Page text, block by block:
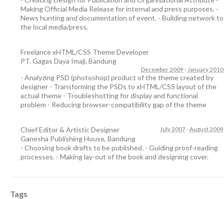
Making Official Media Release for internal and press purposes. -
News hunting and documentation of event. - Building network to
the local media/press.
Freelance xHTML/CSS Theme Developer
PT. Gagas Daya Imaji, Bandung
December 2009 - January 2010
- Analyzing PSD (photoshop) product of the theme created by
designer - Transforming the PSDs to xHTML/CSS layout of the
actual theme - Troubleshotting for display and functional
problem - Reducing browser-compatibility gap of the theme
Chief Editor & Artistic Designer
Ganesha Publishing House, Bandung
July 2007-August 2009
- Choosing book drafts to be published. - Guiding proof-reading
processes. - Making lay-out of the book and designing cover.
Tags